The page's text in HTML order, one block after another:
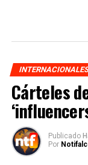
Cárteles
Publicado
Por